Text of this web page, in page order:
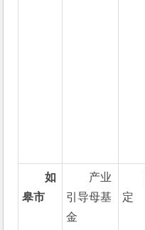
如
皋市
产业
引导母基
金
定